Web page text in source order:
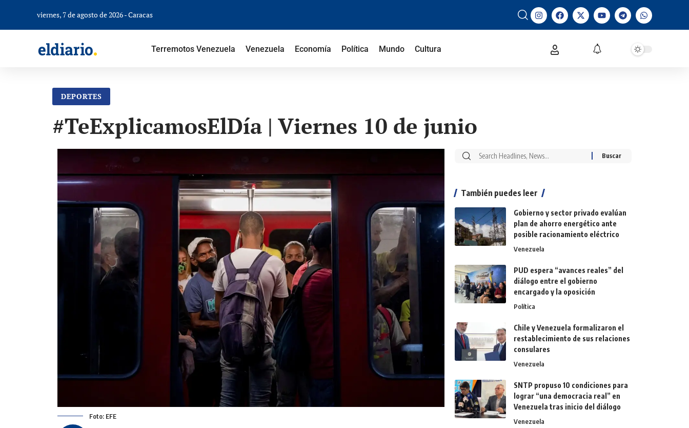
viernes, 7 de agosto de 2026 - Caracas
Terremotos Venezuela Venezuela Economía Política Mundo Cultura
DEPORTES
#TeExplicamosElDía | Viernes 10 de junio
Foto: EFE
También puedes leer
Gobierno y sector privado evalúan
plan de ahorro energético ante
posible racionamiento eléctrico
Venezuela
PUD espera “avances reales” del
diálogo entre el gobierno
encargado y la oposición
Política
Chile y Venezuela formalizaron el
restablecimiento de sus relaciones
consulares
Venezuela
SNTP propuso 10 condiciones para
lograr “una democracia real” en
Venezuela tras inicio del diálogo
Venezuela